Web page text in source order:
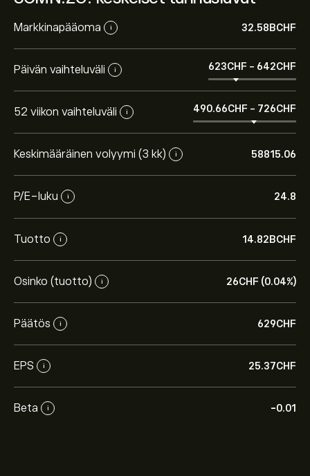
Markkinapääoma i 32.58B‎CHF‎
Päivän vaihteluväli i 623‎CHF‎ - 642‎CHF‎
52 viikon vaihteluväli i 490.66‎CHF‎ - 726‎CHF‎
Keskimääräinen volyymi (3 kk) i 58815.06
P/E-luku i 24.8
Tuotto i 14.82B‎CHF‎
Osinko (tuotto) i 26‎CHF‎ (0.04%)
Päätös i 629‎CHF‎
EPS i 25.37‎CHF‎
Beta i -0.01